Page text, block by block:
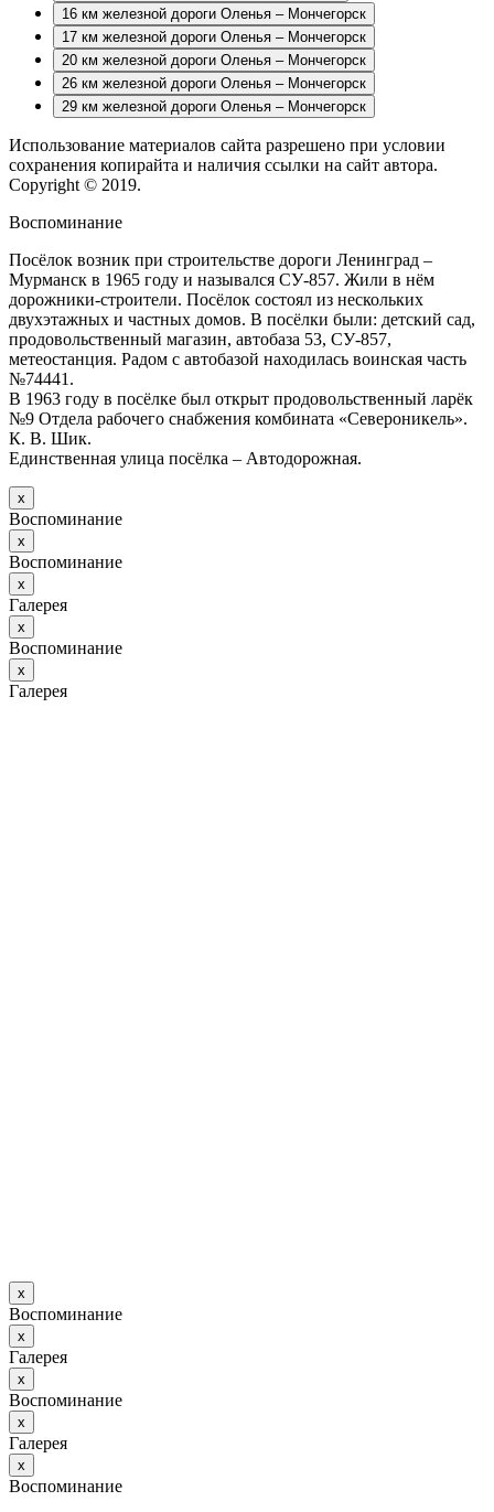
16 км железной дороги Оленья – Мончегорск
17 км железной дороги Оленья – Мончегорск
20 км железной дороги Оленья – Мончегорск
26 км железной дороги Оленья – Мончегорск
29 км железной дороги Оленья – Мончегорск
Использование материалов сайта разрешено при условии
сохранения копирайта и наличия ссылки на сайт автора.
Copyright © 2019.
Воспоминание
Посёлок возник при строительстве дороги Ленинград –
Мурманск в 1965 году и назывался СУ-857. Жили в нём
дорожники-строители. Посёлок состоял из нескольких
двухэтажных и частных домов. В посёлки были: детский сад,
продовольственный магазин, автобаза 53, СУ-857,
метеостанция. Радом с автобазой находилась воинская часть
№74441.
В 1963 году в посёлке был открыт продовольственный ларёк
№9 Отдела рабочего снабжения комбината «Североникель».
К. В. Шик.
Единственная улица посёлка – Автодорожная.
х
Воспоминание
х
Воспоминание
х
Галерея
х
Воспоминание
х
Галерея
х
Воспоминание
х
Галерея
х
Воспоминание
х
Галерея
х
Воспоминание